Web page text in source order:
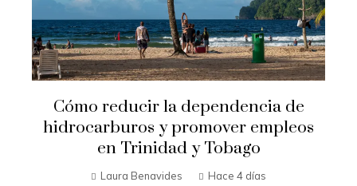
Cómo reducir la dependencia de
hidrocarburos y promover empleos
en Trinidad y Tobago
Laura Benavides Hace 4 días